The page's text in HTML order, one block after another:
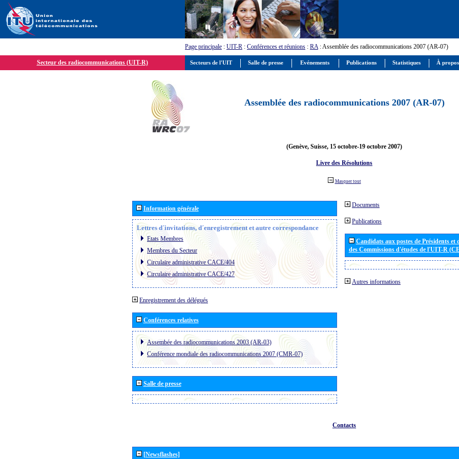
Page principale : UIT-R : Conférences et réunions : RA: Assemblée des radiocommunications 2007 (AR-07)
Secteur des radiocommunications (UIT-R)
Assemblée des radiocommunications 2007 (AR-07)
(Genève, Suisse, 15 octobre-19 octobre 2007)
Livre des Résolutions
Masquer tout
Information générale
Lettres d´invitations, d´enregistrement et autre correspondance
Etats Membres
Membres du Secteur
Circulaire administrative CACE/404
Circulaire administrative CACE/427
Enregistrement des délégués
Conférences relatives
Assembée des radiocommunications 2003 (AR-03)
Conférence mondiale des radiocommunications 2007 (CMR-07)
Salle de presse
Documents
Publications
Candidats aux postes de Présidents et
des Commissions d'études de l'UIT-R
Autres informations
Contacts
[Newsflashes]
Secteurs de l'UIT Salle de presse Evénements Publications Statistiques À